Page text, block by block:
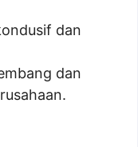
dan
dan